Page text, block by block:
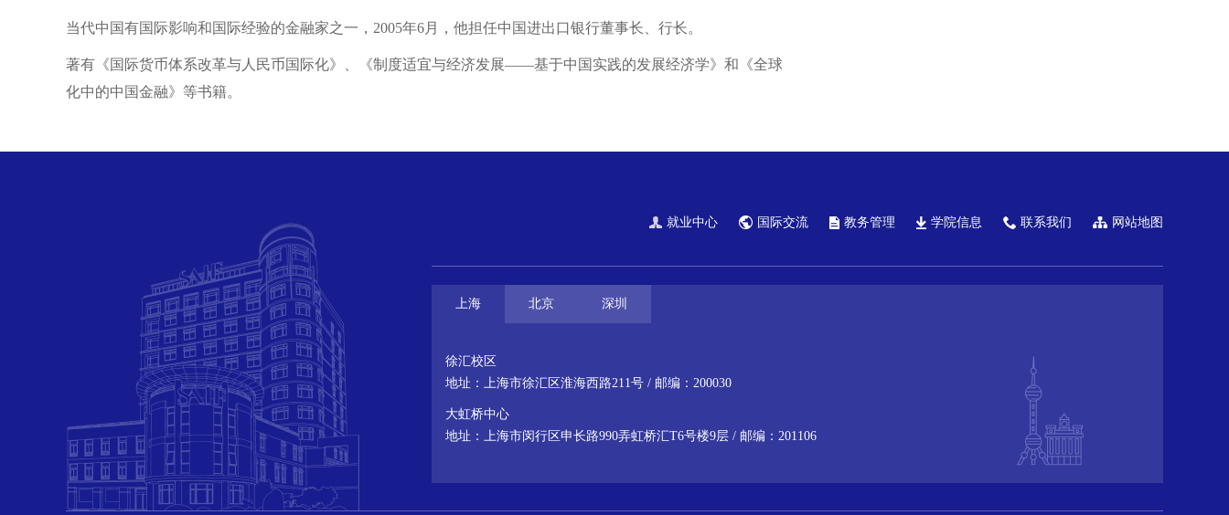
当代中国有国际影响和国际经验的金融家之一，2005年6月，他担任中国进出口银行董事长、行长。
著有《国际货币体系改革与人民币国际化》、《制度适宜与经济发展——基于中国实践的发展经济学》和《全球
化中的中国金融》等书籍。
就业中心 国际交流 教务管理 学院信息 联系我们 网站地图
上海 北京 深圳
徐汇校区
地址：上海市徐汇区淮海西路211号 / 邮编：200030
大虹桥中心
地址：上海市闵行区申长路990弄虹桥汇T6号楼9层 / 邮编：201106